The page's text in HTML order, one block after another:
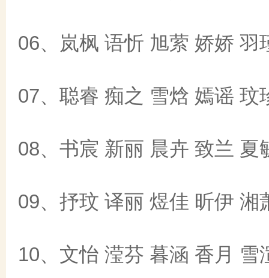
06、岚枫 语忻 旭萦 娇娇 羽
07、聪睿 痴之 雪焓 嫣谣 玟
08、书宸 新丽 晨卉 致兰 夏
09、抒玟 译丽 煜佳 昕伊 湘
10、文怡 滢芬 暮涵 香月 雪